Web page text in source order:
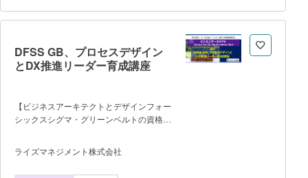
まで一気通貫で取り組む ・後半では、
等、社内でITプロジェクトを推進するため
に必要な知識やスキルのエッセンスを学ぶ
ことが可能 ■ カリキュラム
テクノロジースキル・知識を身につけ、1
年後にDXを推進できる人材になることを
期】：モックアップ開発（6ヶ月 ①フ
トータルで学びながらコーディングを体験
DFSS GB、プロセスデザイン
とDX推進リーダー育成講座
【ビジネスアーキテクトとデザインフォー
シックスシグマ・グリーンベルトの資格認
情報処理推進機構が定義する「デジタルス
キル標準」に基づく認定Reスキル講座で
ライズマネジメント株式会社